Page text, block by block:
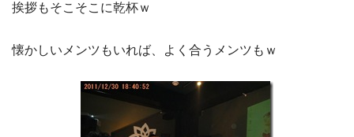
挨拶もそこそこに乾杯ｗ
懐かしいメンツもいれば、よく合うメンツもｗ